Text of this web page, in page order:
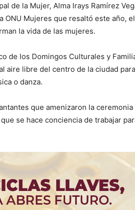
de la Mujer, Alma Irays Ramírez
Mujeres que resaltó este año,
la vida de las mujeres.
de los Domingos Culturales y
aire libre del centro de la ciudad
o danza.
que amenizaron la
se hace conciencia de trabajar